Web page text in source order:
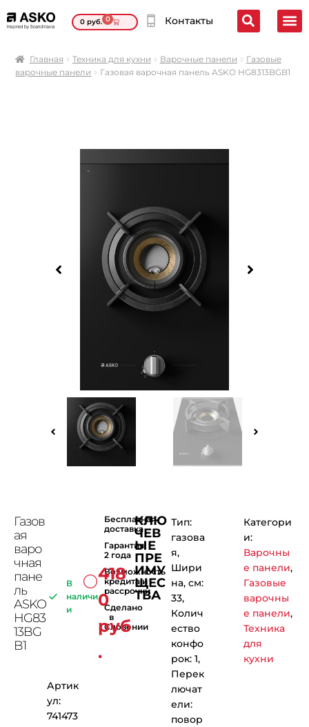
0руб. 0 Контакты
Главная Техника для кухни Варочные панели
Газовые
варочные панели
Газовая варочная панель ASKO HG8313BGB1
Газов
ая
варо
чная
пане
ль
ASKO
HG83
13BG
B1
В
наличи
и
Артик
ул:
741473
Бесплатная
доставка
Гарантия
2 года
Возможность
кредита и
рассрочки
Сделано
в
Словении
418
0
руб
.
КЛЮ
ЧЕВ
ЫЕ
ПРЕ
ИМУ
ЩЕС
ТВА
Тип:
газова
я,
Шири
на, см:
33,
Колич
ество
конфо
рок: 1,
Перек
лючат
ели:
повор
Категори
и:
Варочны
е панели,
Газовые
варочны
е панели,
Техника
для
кухни